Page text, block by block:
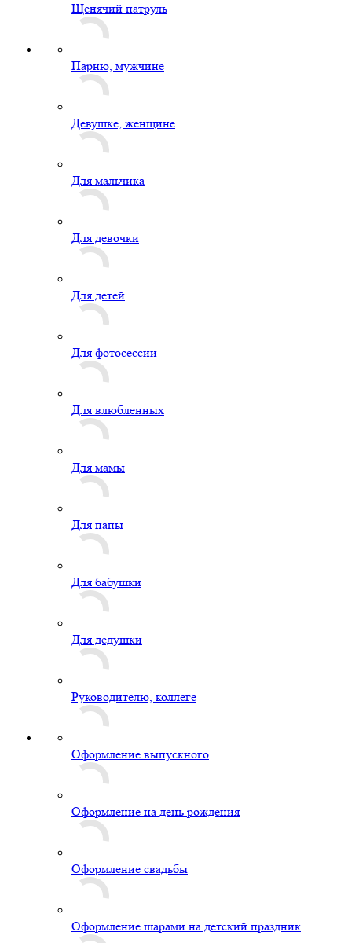
Щенячий патруль
Парню, мужчине
Девушке, женщине
Для мальчика
Для девочки
Для детей
Для фотосессии
Для влюбленных
Для мамы
Для папы
Для бабушки
Для дедушки
Руководителю, коллеге
Оформление выпускного
Оформление на день рождения
Оформление свадьбы
Оформление шарами на детский праздник